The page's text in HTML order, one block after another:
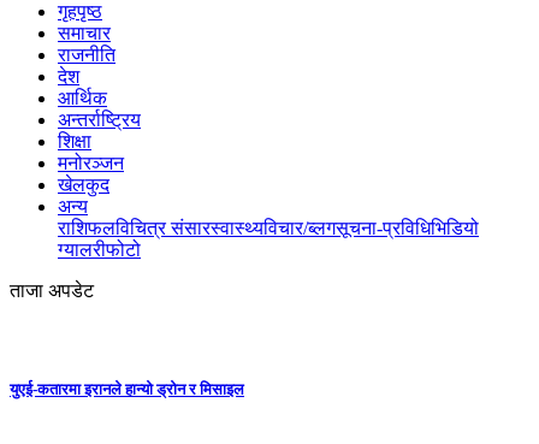
गृहपृष्ठ
समाचार
राजनीति
देश
आर्थिक
अन्तर्राष्ट्रिय
शिक्षा
मनोरञ्जन
खेलकुद
अन्य
राशिफलविचित्र संसारस्वास्थ्यविचार/ब्लगसूचना-प्रविधिभिडियो
ग्यालरीफोटो
ताजा अपडेट
युएई-कतारमा इरानले हान्यो ड्रोन र मिसाइल